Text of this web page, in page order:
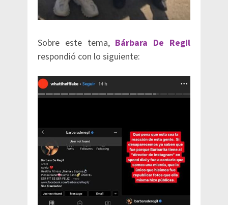
Sobre este tema, Bárbara De Regil
respondió con lo siguiente: